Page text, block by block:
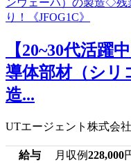
【20~30代活躍
導体部材（シリ
造...
UTエージェント株式会社
給与 月収例228,000